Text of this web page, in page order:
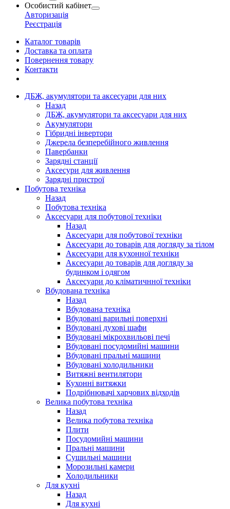
Особистий кабінет
Авторизація
Реєстрація
Каталог товарів
Доставка та оплата
Повернення товару
Контакти
ДБЖ, акумулятори та аксесуари для них
Назад
ДБЖ, акумулятори та аксесуари для них
Акумулятори
Гібридні інвертори
Джерела безперебійного живлення
Павербанки
Зарядні станції
Аксесури для живлення
Зарядні пристрої
Побутова техніка
Назад
Побутова техніка
Аксесуари для побутової техніки
Назад
Аксесуари для побутової техніки
Аксесуари до товарів для догляду за тілом
Аксесуари для кухонної техніки
Аксесуари до товарів для догляду за
будинком і одягом
Аксесуари до кліматичнної техніки
Вбудована техніка
Назад
Вбудована техніка
Вбудовані варильні поверхні
Вбудовані духові шафи
Вбудовані мікрохвильові печі
Вбудовані посудомийні машини
Вбудовані пральні машини
Вбудовані холодильники
Витяжні вентилятори
Кухонні витяжки
Подрібнювачі харчових відходів
Велика побутова техніка
Назад
Велика побутова техніка
Плити
Посудомийні машини
Пральні машини
Сушильні машини
Морозильні камери
Холодильники
Для кухні
Назад
Для кухні